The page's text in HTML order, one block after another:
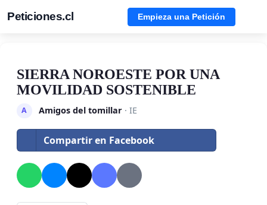
Peticiones.cl Empieza una Petición
SIERRA NOROESTE POR UNA
MOVILIDAD SOSTENIBLE
A Amigos del tomillar· IE
Compartir en Facebook